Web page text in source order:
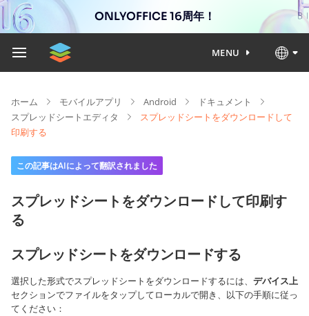
ONLYOFFICE 16周年！
MENU
ホーム モバイルアプリ Android
ドキュメント
スプレッドシートエディタ
スプレッドシートをダウンロードして
印刷する
この記事はAIによって翻訳されました
スプレッドシートをダウンロードして印刷す
る
スプレッドシートをダウンロードする
選択した形式でスプレッドシートをダウンロードするには、 デバイス上
セクションでファイルをタップしてローカルで開き、以下の手順に従っ
てください：